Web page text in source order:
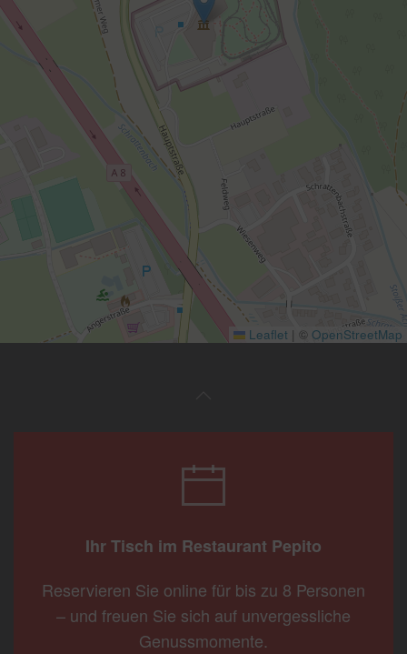
Leaflet | © OpenStreetMap
Ihr Tisch im Restaurant Pepito
Reservieren Sie online für bis zu 8 Personen
– und freuen Sie sich auf unvergessliche
Genussmomente.